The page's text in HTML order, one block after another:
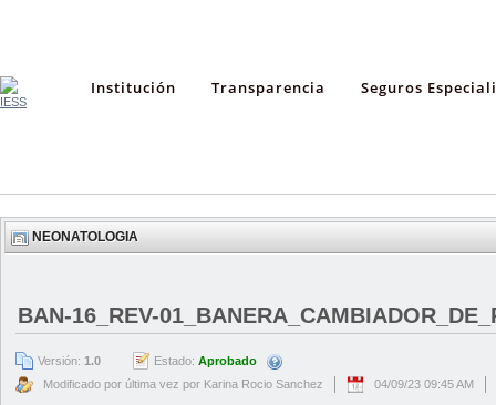
Institución Transparencia Seguros
NEONATOLOGIA
BAN-16_REV-
Versión: 1.0 Estado: Aprobado
Modificado por última vez por Karina Rocio Sanchez
04/09/23 09:45 AM